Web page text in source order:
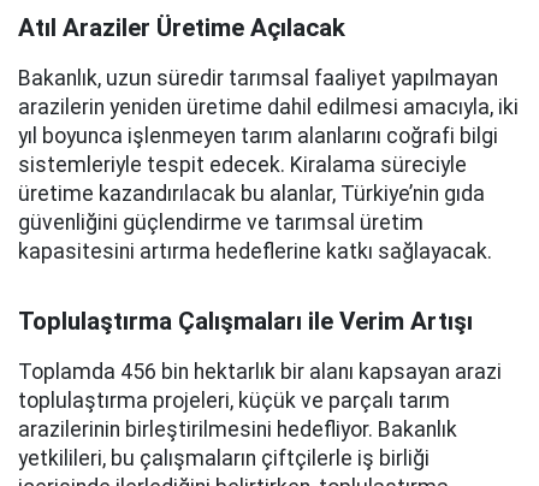
Atıl Araziler Üretime Açılacak
Bakanlık, uzun süredir tarımsal faaliyet yapılmayan
arazilerin yeniden üretime dahil edilmesi amacıyla, iki
yıl boyunca işlenmeyen tarım alanlarını coğrafi bilgi
sistemleriyle tespit edecek. Kiralama süreciyle
üretime kazandırılacak bu alanlar, Türkiye’nin gıda
güvenliğini güçlendirme ve tarımsal üretim
kapasitesini artırma hedeflerine katkı sağlayacak.
Toplulaştırma Çalışmaları ile Verim Artışı
Toplamda 456 bin hektarlık bir alanı kapsayan arazi
toplulaştırma projeleri, küçük ve parçalı tarım
arazilerinin birleştirilmesini hedefliyor. Bakanlık
yetkilileri, bu çalışmaların çiftçilerle iş birliği